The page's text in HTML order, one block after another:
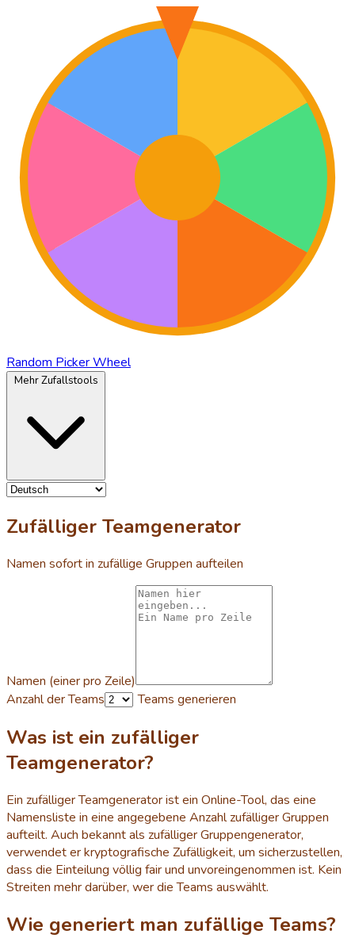
Random Picker Wheel
Zufälliger Teamgenerator
Namen sofort in zufällige Gruppen aufteilen
Namen (einer pro Zeile)
Anzahl der Teams
Teams generieren
Was ist ein zufälliger
Teamgenerator?
Ein zufälliger Teamgenerator ist ein Online-Tool, das eine
Namensliste in eine angegebene Anzahl zufälliger Gruppen
aufteilt. Auch bekannt als zufälliger Gruppengenerator,
verwendet er kryptografische Zufälligkeit, um sicherzustellen,
dass die Einteilung völlig fair und unvoreingenommen ist. Kein
Streiten mehr darüber, wer die Teams auswählt.
Wie generiert man zufällige Teams?